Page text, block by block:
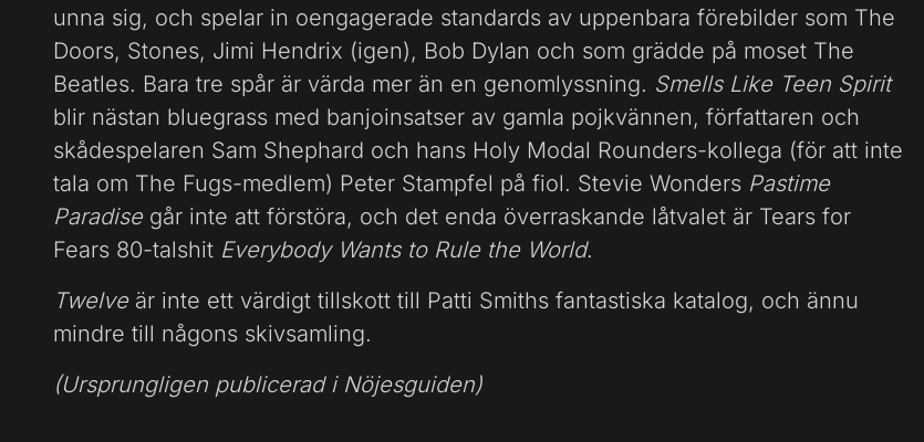
unna sig, och spelar in oengagerade standards av uppenbara förebilder som The
Doors, Stones, Jimi Hendrix (igen), Bob Dylan och som grädde på moset The
Beatles. Bara tre spår är värda mer än en genomlyssning. Smells Like Teen Spirit
blir nästan bluegrass med banjoinsatser av gamla pojkvännen, författaren och
skådespelaren Sam Shephard och hans Holy Modal Rounders-kollega (för att inte
tala om The Fugs-medlem) Peter Stampfel på fiol. Stevie Wonders Pastime
Paradisegår inte att förstöra, och det enda överraskande låtvalet är Tears for
Fears 80-talshit Everybody Wants to Rule the World.
Twelveär inte ett värdigt tillskott till Patti Smiths fantastiska katalog, och ännu
mindre till någons skivsamling.
(Ursprungligen publicerad i Nöjesguiden)